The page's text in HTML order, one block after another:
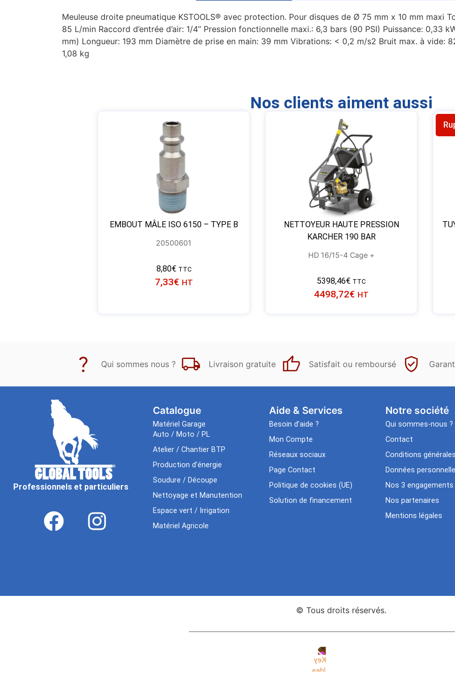
Meuleuse droite pneumatique KSTOOLS® avec protection. Pour disques de Ø 75 mm x 10 mm maxi
85 L/min Raccord d’entrée d’air: 1/4’’ Pression fonctionnelle maxi.: 6,3 bars (90 PSI) Puissance: 0,33
mm) Longueur: 193 mm Diamètre de prise en main: 39 mm Vibrations: < 0,2 m/s2 Bruit max. à vide:
1,08 kg
Nos clients aiment aussi
EMBOUT MÂLE ISO 6150 – TYPE B
20500601
8,80€ TTC
7,33€ HT
NETTOYEUR HAUTE PRESSION
KARCHER 190 BAR
HD 16/15-4 Cage +
5398,46€ TTC
4498,72€ HT
Qui sommes nous ? Livraison gratuite Satisfait ou remboursé
Professionnels et particuliers
Catalogue
Matériel Garage
Auto / Moto / PL
Atelier / Chantier BTP
Production d’énergie
Soudure / Découpe
Nettoyage et Manutention
Espace vert / Irrigation
Matériel Agricole
Aide & Services​
Besoin d’aide ?
Mon Compte
Réseaux sociaux
Page Contact
Politique de cookies (UE)
Solution de financement
Notre société
Qui sommes-nous ?
Contact
Conditions
Données
Nos 3 engagements
Nos partenaires
Mentions légales
© Tous droits réservés.